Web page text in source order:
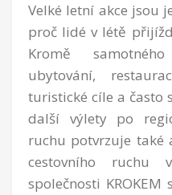
Velké letní akce jsou
proč lidé v létě
Kromě
ubytování,
turistické cíle a často
další výlety po
ruchu potvrzuje také
cestovního ruchu
společnosti KROKEM